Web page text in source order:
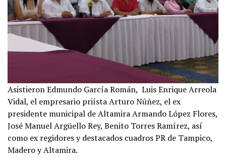
Asistieron Edmundo García Román, Luis Enrique Arreola
Vidal, el empresario priísta Arturo Núñez, el ex
presidente municipal de Altamira Armando López Flores,
José Manuel Argüello Rey, Benito Torres Ramírez, así
como ex regidores y destacados cuadros PR de Tampico,
Madero y Altamira.